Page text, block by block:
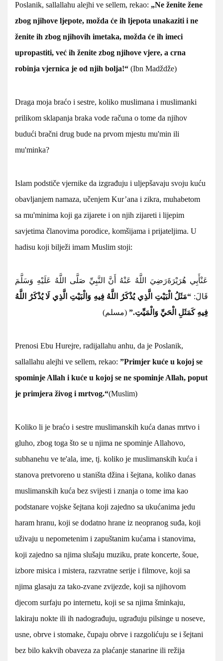
Poslanik, sallallahu alejhi ve sellem, rekao: „Ne ženite žene
zbog njihove ljepote, možda će ih ljepota unakaziti i ne
ženite ih zbog njihovih imetaka, možda će ih imeci
upropastiti, već ih ženite zbog njihove vjere, a crna
robinja vjernica je od njih bolja!“ (Ibn Madždže)
Draga moja braćo i sestre, koliko muslimana i muslimanki
prilikom sklapanja braka vode računa o tome da njihov
budući bračni drug bude na prvom mjestu mu'min ili
mu'minka?
Islam podstiče vjernike da izgrađuju i uljepšavaju svoju kuću
obavljanjem namaza, učenjem Kur’ana i zikra, muhabetom
sa mu'minima koji ga zijarete i on njih zijareti i lijepim
savjetima članovima porodice, komšijama i prijateljima. U
hadisu koji bilježi imam Muslim stoji:
عَنْأَبِي هُرَيْرَةَرَضِيَ اللَّهُ عَنْهُ أَنَّ النَّبِيِّ صَلَّى اللَّهُ عَلَيْهِ وَسَلَّمَ
قَالَ: “مَثَلُ الْبَيْتِ الَّذِي يُذْكَرُ اللَّهُ فِيهِ وَالْبَيْتِ الَّذِي لَا يُذْكَرُ اللَّهُ
فِيهِ كَمَثَلِ الْحَيِّ وَالْمَيِّتِ.” (مسلم)
Prenosi Ebu Hurejre, radijallahu anhu, da je Poslanik,
sallallahu alejhi ve sellem, rekao: ”Primjer kuće u kojoj se
spominje Allah i kuće u kojoj se ne spominje Allah, poput
je primjera živog i mrtvog.“(Muslim)
Koliko li je braćo i sestre muslimanskih kuća danas mrtvo i
gluho, zbog toga što se u njima ne spominje Allahovo,
subhanehu ve te'ala, ime, tj. koliko je muslimanskih kuća i
stanova pretvoreno u staništa džina i šejtana, koliko danas
muslimanskih kuća bez svijesti i znanja o tome ima kao
podstanare vojske šejtana koji zajedno sa ukućanima jedu
haram hranu, koji se dodatno hrane iz neopranog suđa, koji
uživaju u nepometenim i zapuštanim kućama i stanovima,
koji zajedno sa njima slušaju muziku, prate koncerte, šoue,
izbore misica i mistera, razvratne serije i filmove, koji sa
njima glasaju za tako-zvane zvijezde, koji sa njihovom
djecom surfaju po internetu, koji se sa njima šminkaju,
lakiraju nokte ili ih nadograđuju, ugrađuju pilsinge u noseve,
usne, obrve i stomake, čupaju obrve i razgolićuju se i šejtani
bez bilo kakvih obaveza za plaćanje stanarine ili režija